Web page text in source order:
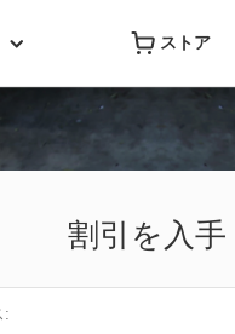
ストア
割引を入手